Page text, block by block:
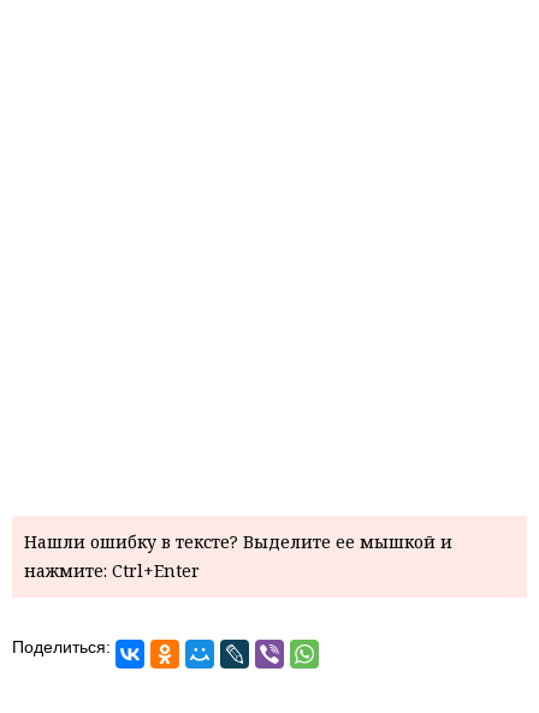
Нашли ошибку в тексте? Выделите ее мышкой и
нажмите: Ctrl+Enter
Поделиться: